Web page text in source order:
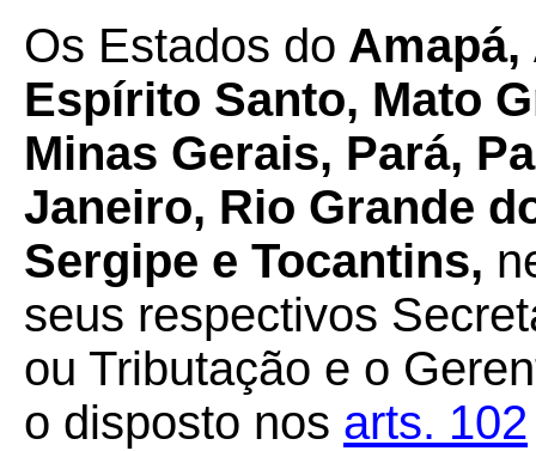
Os Estados do Amapá,
Espírito Santo, Mato
Minas Gerais, Pará,
Janeiro, Rio Grande
Sergipe e Tocantins,
seus respectivos
ou Tributação e o
o disposto nos arts. 102